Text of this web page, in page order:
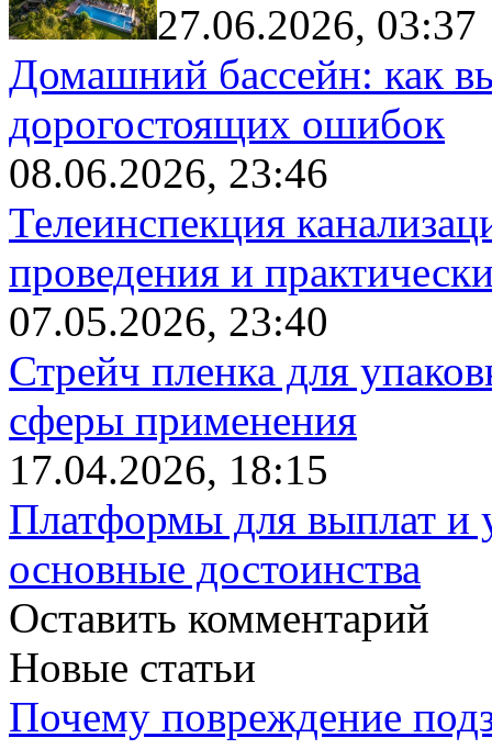
27.06.2026, 03:37
Домашний бассейн: как
дорогостоящих ошибок
08.06.2026, 23:46
Телеинспекция
проведения и
07.05.2026, 23:40
Стрейч пленка для
сферы применения
17.04.2026, 18:15
Платформы для выплат и
основные достоинства
Оставить комментарий
Новые статьи
Почему повреждение